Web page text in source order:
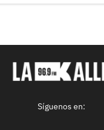
Síguenos en: